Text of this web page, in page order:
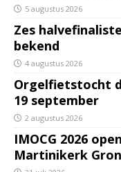
5 augustus 2026
Zes
bekend
4 augustus 2026
Orgelfietstocht
19 september
2 augustus 2026
IMOCG 2026
Martinikerk